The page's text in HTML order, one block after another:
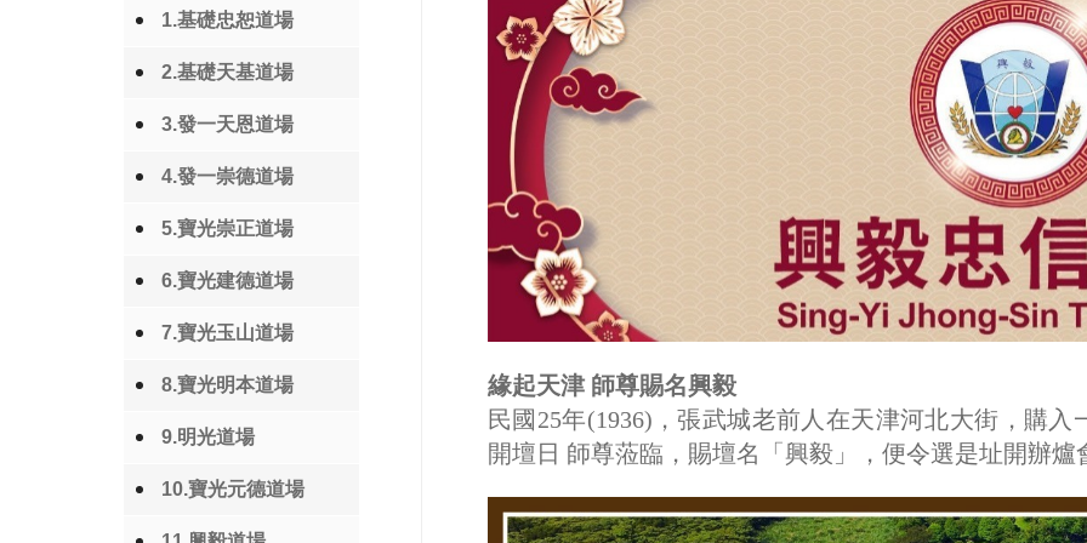
1.基礎忠恕道場
2.基礎天基道場
3.發一天恩道場
4.發一崇德道場
5.寶光崇正道場
6.寶光建德道場
7.寶光玉山道場
8.寶光明本道場
9.明光道場
10.寶光元德道場
緣起天津 師尊賜名興毅
民國25年(1936)，張武城老前人在天津河北大街，購
開壇日 師尊蒞臨，賜壇名「興毅」，便令選是址開辦爐